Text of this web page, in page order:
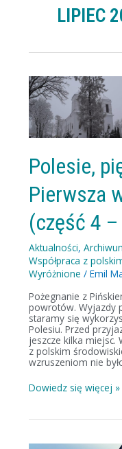
LIPIEC
Polesie,
Pierwsza
(część 4
Aktualności,
Współpraca z
Wyróżnione /Emil
Pożegnanie z
powrotów. Wyjazdy
staramy się
Polesiu. Przed
jeszcze kilka miejsc.
z polskim
wzruszeniom nie
Polesie,
piękne
Polesie…
Pierwsza
wyprawa
na
(część
4
ostatnia)
Dowiedz się więcej »